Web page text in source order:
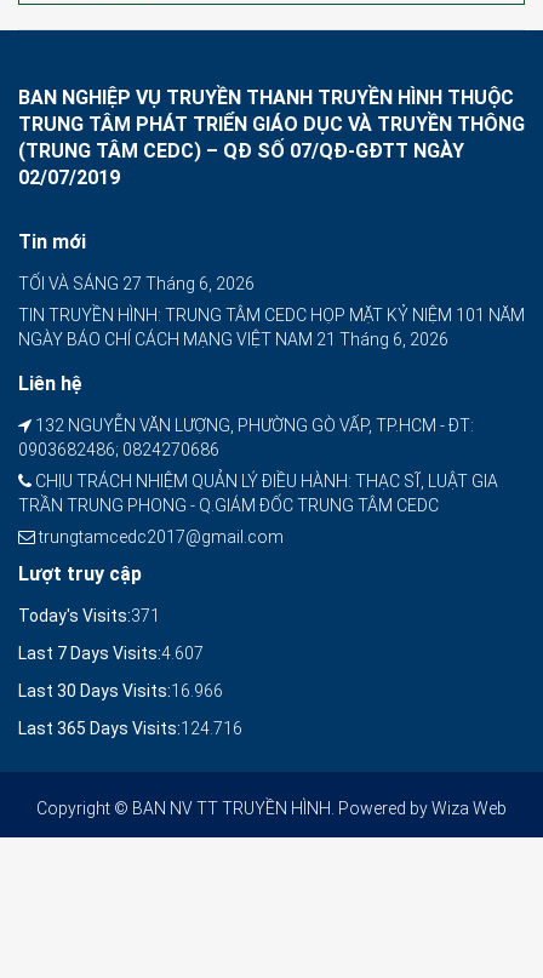
BAN NGHIỆP VỤ TRUYỀN THANH TRUYỀN HÌNH THUỘC
TRUNG TÂM PHÁT TRIỂN GIÁO DỤC VÀ TRUYỀN THÔNG
(TRUNG TÂM CEDC) – QĐ SỐ 07/QĐ-GĐTT NGÀY
02/07/2019
Tin mới
TỐI VÀ SÁNG 27 Tháng 6, 2026
TIN TRUYỀN HÌNH: TRUNG TÂM CEDC HỌP MẶT KỶ NIỆM 101 NĂM
NGÀY BÁO CHÍ CÁCH MẠNG VIỆT NAM 21 Tháng 6, 2026
Liên hệ
132 NGUYỄN VĂN LƯỢNG, PHƯỜNG GÒ VẤP, TP.HCM - ĐT:
0903682486; 0824270686
CHỊU TRÁCH NHIỆM QUẢN LÝ ĐIỀU HÀNH: THẠC SĨ, LUẬT GIA
TRẦN TRUNG PHONG - Q.GIÁM ĐỐC TRUNG TÂM CEDC
trungtamcedc2017@gmail.com
Lượt truy cập
Today's Visits:371
Last 7 Days Visits:4.607
Last 30 Days Visits:16.966
Last 365 Days Visits:124.716
Copyright © BAN NV TT TRUYỀN HÌNH. Powered byWiza Web